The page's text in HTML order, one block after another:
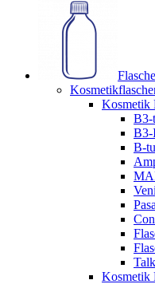
Kosmetik
B3-
B-
Kosmetik